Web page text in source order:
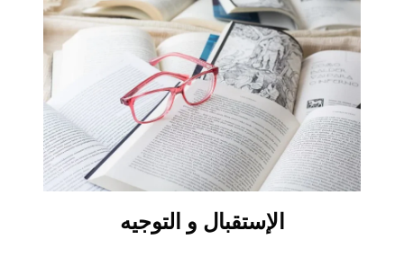
الإستقبال و التوجيه